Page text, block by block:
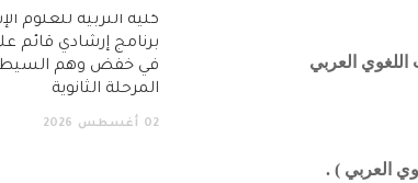
اللغوي العربي
العربي ) .
كلية التربية للعلوم
برنامج إرشادي قائم
في خفض وهم
المرحلة الثانوية
02 أغسطس 2026